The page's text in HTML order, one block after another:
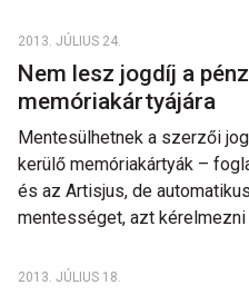
2013. JÚLIUS 24.
Nem lesz jogdíj a
memóriakártyájára
Mentesülhetnek a szerzői
kerülő memóriakártyák –
és az Artisjus, de
mentességet, azt kérelmezni
2013. JÚLIUS 18.